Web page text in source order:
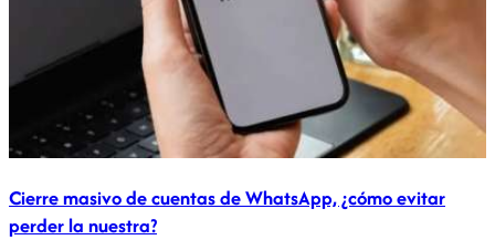
Cierre masivo de cuentas de WhatsApp, ¿cómo evitar
perder la nuestra?